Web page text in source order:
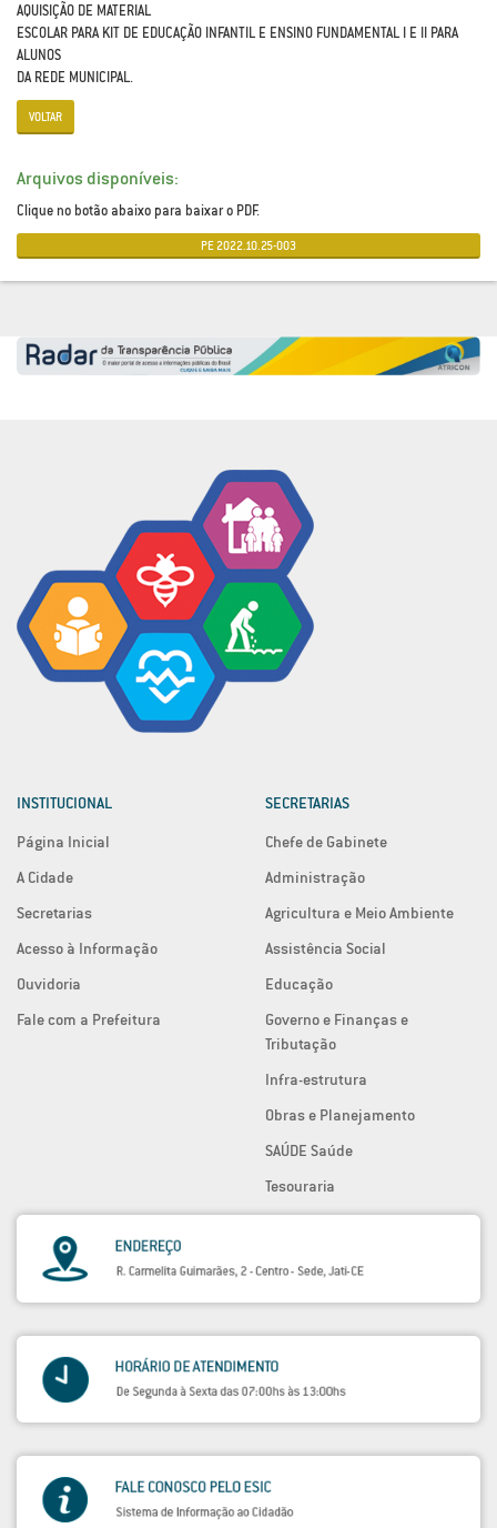
AQUISIÇÃO DE MATERIAL
ESCOLAR PARA KIT DE EDUCAÇÃO INFANTIL E ENSINO FUNDAMENTAL I E II PARA
ALUNOS
DA REDE MUNICIPAL.
VOLTAR
Arquivos disponíveis:
Clique no botão abaixo para baixar o PDF.
PE 2022.10.25-003
INSTITUCIONAL
Página Inicial
A Cidade
Secretarias
Acesso à Informação
Ouvidoria
Fale com a Prefeitura
SECRETARIAS
Chefe de Gabinete
Administração
Agricultura e Meio Ambiente
Assistência Social
Educação
Governo e Finanças e
Tributação
Infra-estrutura
Obras e Planejamento
SAÚDE Saúde
Tesouraria